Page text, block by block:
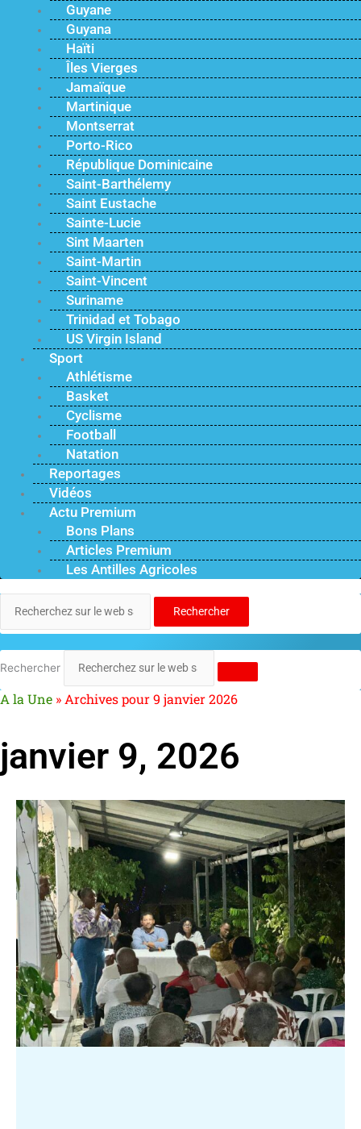
Guyane
Guyana
Haïti
Îles Vierges
Jamaïque
Martinique
Montserrat
Porto-Rico
République Dominicaine
Saint-Barthélemy
Saint Eustache
Sainte-Lucie
Sint Maarten
Saint-Martin
Saint-Vincent
Suriname
Trinidad et Tobago
US Virgin Island
Sport
Athlétisme
Basket
Cyclisme
Football
Natation
Reportages
Vidéos
Actu Premium
Bons Plans
Articles Premium
Les Antilles Agricoles
Rechercher
Rechercher
A la Une »Archives pour 9 janvier 2026
janvier 9, 2026